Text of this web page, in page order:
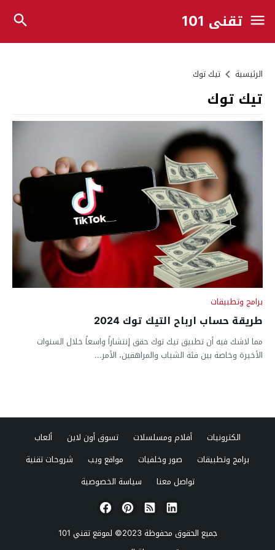
تقني 101
الرئيسية تيك توك
تيك توك
برامج وتطبيقات
طريقة حساب ارباح التيك توك 2024
مما لاشك فيه أن تطبيق تيك توك حقق إنتشاراً واسعاً خلال السنوات
الأخيرة وخاصة بين فئة الشباب والمراهقين، الأمر...
الكترونيات أفلام ومسلسلات تسوق أون لاين
ألعاب
برامج وتطبيقات
صور وخلفيات مواقع ويب
شروحات تقنية
تواصل معنا
سياسة الخصوصية
جميع الحقوق محفوظة 2023© لموقع
تقني 101